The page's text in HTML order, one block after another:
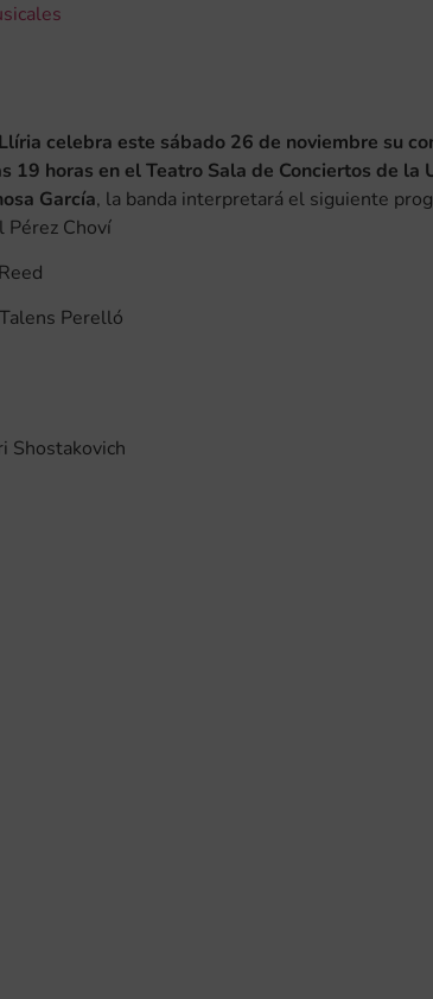
celebra este sábado 26 de noviembre su
19 horas en el Teatro Sala de Conciertos de la
García, la banda interpretará el siguiente
Choví
Perelló
Shostakovich